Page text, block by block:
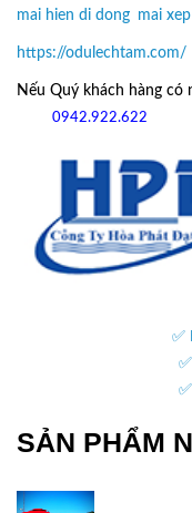
mai hien di dong mai
https://odulechtam.com/
Nếu Quý khách hàng có
0942.922.622
✅
SẢN PHẨM